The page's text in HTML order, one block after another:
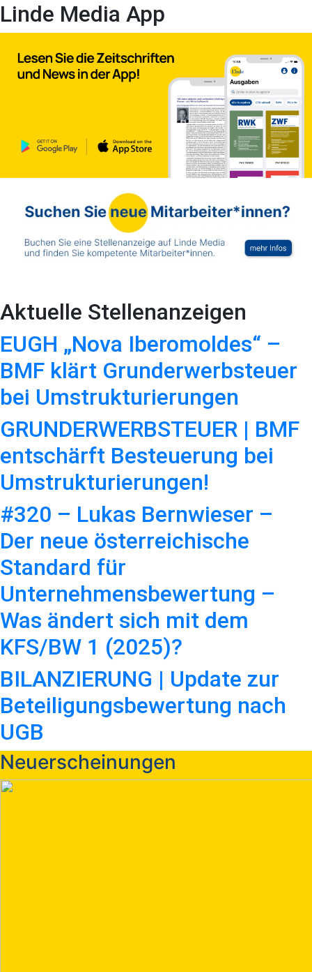
Linde Media App
Aktuelle Stellenanzeigen
EUGH „Nova Iberomoldes“ –
BMF klärt Grunderwerbsteuer
bei Umstrukturierungen
GRUNDERWERBSTEUER | BMF
entschärft Besteuerung bei
Umstrukturierungen!
#320 – Lukas Bernwieser –
Der neue österreichische
Standard für
Unternehmensbewertung –
Was ändert sich mit dem
KFS/BW 1 (2025)?
BILANZIERUNG | Update zur
Beteiligungsbewertung nach
UGB
Neuerscheinungen